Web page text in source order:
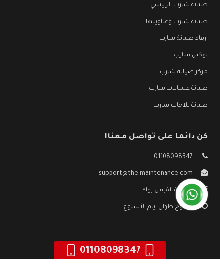
صيانة شارب الرئيسي
صيانة شارب وعناوينها
ارقام صيانة شارب
توكيل شارب
مركز صيانة شارب
صيانة غسالات شارب
صيانة ثلاجات شارب
كن دائما على تواصل معنا!
01108098347
support@the-maintenance.com
صفحة الفيس بوك
مفتوح طوال ايام الأسبوع
01108098347